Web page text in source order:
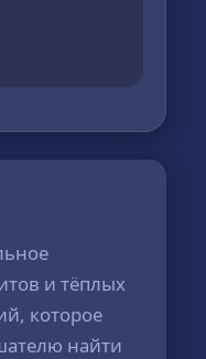
и тёплых
которое
найти